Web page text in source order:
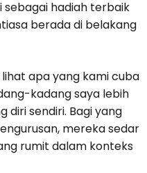
hadiah terbaik
berada di belakang
apa yang kami cuba
kadang saya lebih
diri sendiri. Bagi yang
mereka sedar
rumit dalam konteks